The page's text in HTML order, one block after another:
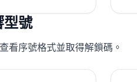
型號
看序號格式並取得解鎖碼。